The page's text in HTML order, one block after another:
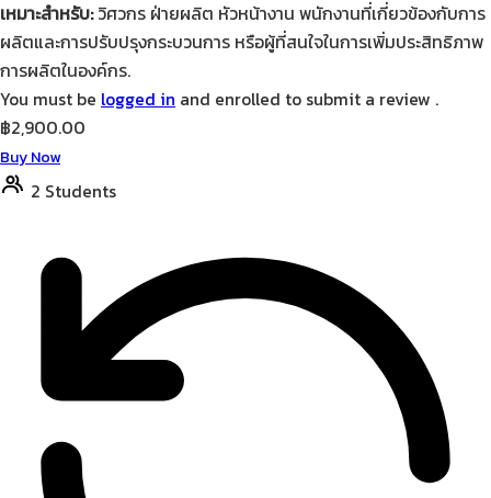
เหมาะสำหรับ:วิศวกร ฝ่ายผลิต หัวหน้างาน พนักงานที่เกี่ยวข้องกับการ
ผลิตและการปรับปรุงกระบวนการ หรือผู้ที่สนใจในการเพิ่มประสิทธิภาพ
การผลิตในองค์กร.
You must be logged in and enrolled to submit a review .
฿2,900.00
Buy Now
2 Students